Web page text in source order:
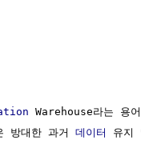
Warehouse라는 용
방대한 과거 데이터
유지